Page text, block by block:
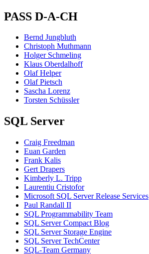
PASS D-A-CH
Bernd Jungbluth
Christoph Muthmann
Holger Schmeling
Klaus Oberdalhoff
Olaf Helper
Olaf Pietsch
Sascha Lorenz
Torsten Schüssler
SQL Server
Craig Freedman
Euan Garden
Frank Kalis
Gert Drapers
Kimberly L. Tripp
Laurentiu Cristofor
Microsoft SQL Server Release Services
Paul Randall II
SQL Programmability Team
SQL Server Compact Blog
SQL Server Storage Engine
SQL Server TechCenter
SQL-Team Germany